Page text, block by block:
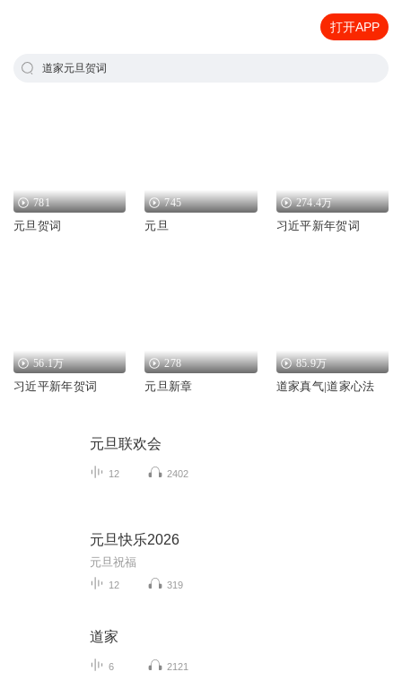
打开APP
道家元旦贺词
781
元旦贺词
745
元旦
274.4万
习近平新年贺词
56.1万
习近平新年贺词
278
元旦新章
85.9万
道家真气|道家心法
元旦联欢会
12 2402
元旦快乐2026
元旦祝福
12 319
道家
6 2121